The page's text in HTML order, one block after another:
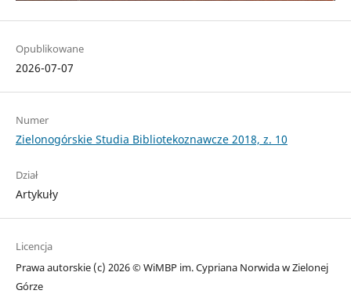
Opublikowane
2026-07-07
Numer
Zielonogórskie Studia Bibliotekoznawcze 2018, z. 10
Dział
Artykuły
Licencja
Prawa autorskie (c) 2026 © WiMBP im. Cypriana Norwida w Zielonej
Górze